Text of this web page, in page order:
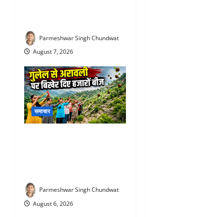
Parmeshwar Singh Chundwat
August 7, 2026
समाचार
Parmeshwar Singh Chundwat
August 6, 2026